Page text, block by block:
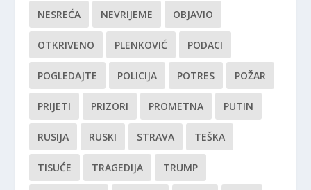
NESREĆA NEVRIJEME OBJAVIO
OTKRIVENO PLENKOVIĆ PODACI
POGLEDAJTE POLICIJA POTRES POŽAR
PRIJETI PRIZORI PROMETNA PUTIN
RUSIJA RUSKI STRAVA TEŠKA
TISUĆE TRAGEDIJA TRUMP